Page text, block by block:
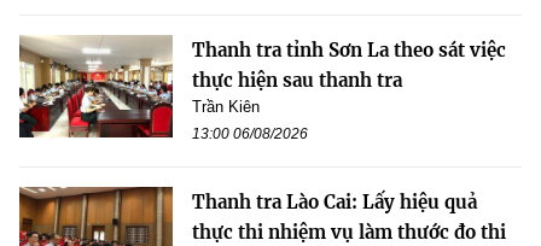
Thanh tra tỉnh Sơn La theo sát việc
thực hiện sau thanh tra
Trần Kiên
13:00 06/08/2026
Thanh tra Lào Cai: Lấy hiệu quả
thực thi nhiệm vụ làm thước đo thi